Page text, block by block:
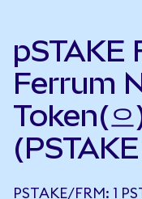
pSTAKE
Ferrum
Token(으
PSTAKE/FRM: 1